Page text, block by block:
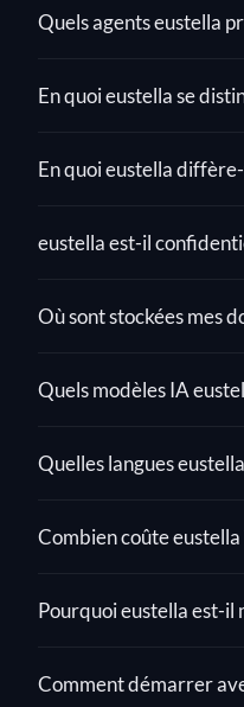
Quels agents eustella
En quoi eustella se
En quoi eustella
eustella est-il
Où sont stockées mes
Quels modèles IA
Quelles langues
Combien coûte eustella
Pourquoi eustella est-il
Comment démarrer